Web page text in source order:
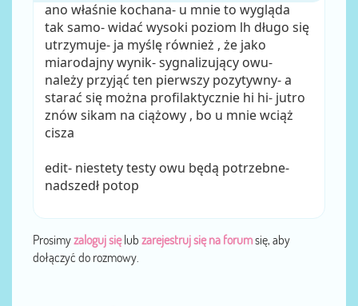
ano właśnie kochana- u mnie to wygląda
tak samo- widać wysoki poziom lh długo się
utrzymuje- ja myślę również , że jako
miarodajny wynik- sygnalizujący owu-
należy przyjąć ten pierwszy pozytywny- a
starać się można profilaktycznie hi hi- jutro
znów sikam na ciążowy , bo u mnie wciąż
cisza
edit- niestety testy owu będą potrzebne-
nadszedł potop
Prosimyzaloguj sięlub zarejestruj się na forumsię, aby
dołączyć do rozmowy.